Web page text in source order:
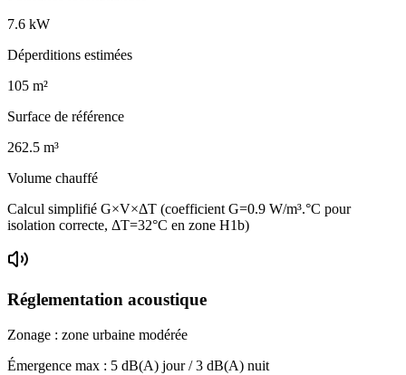
7.6 kW
Déperditions estimées
105 m²
Surface de référence
262.5 m³
Volume chauffé
Calcul simplifié G×V×ΔT (coefficient G=0.9 W/m³.°C pour
isolation correcte, ΔT=32°C en zone H1b)
Réglementation acoustique
Zonage : zone urbaine modérée
Émergence max : 5 dB(A) jour /3 dB(A) nuit